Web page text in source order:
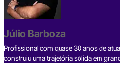
o
o
k
s
Júlio Barboza
Profissional com quase 30 anos de
construiu uma trajetória sólida em